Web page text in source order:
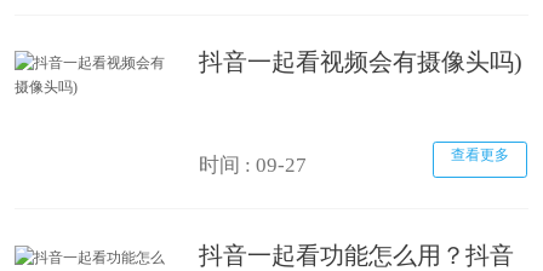
抖音一起看视频会有摄像头吗)
时间 : 09-27 查看更多
抖音一起看功能怎么用？抖音